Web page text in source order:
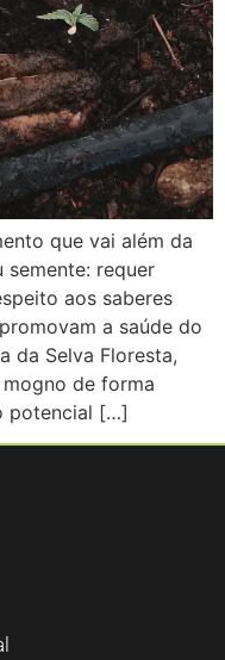
que vai além da
semente: requer
aos saberes
a saúde do
da Selva Floresta,
de forma
potencial […]